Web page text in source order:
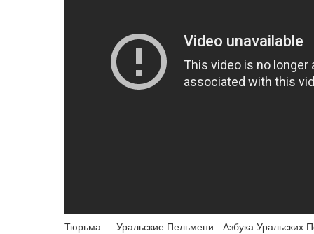
Тюрьма — Уральские Пельмени - Азбука Уральских